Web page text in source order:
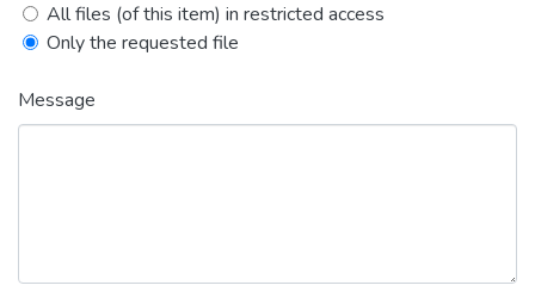
All files (of this item) in restricted access
Only the requested file
Message